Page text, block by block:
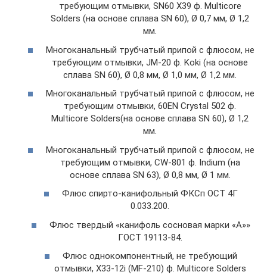
требующим отмывки, SN60 Х39 ф. Multicore
Solders (на основе сплава SN 60), Ø 0,7 мм, Ø 1,2
мм.
Многоканальный трубчатый припой с флюсом, не
требующим отмывки, JM-20 ф. Koki (на основе
сплава SN 60), Ø 0,8 мм, Ø 1,0 мм, Ø 1,2 мм.
Многоканальный трубчатый припой с флюсом, не
требующим отмывки, 60EN Crystal 502 ф.
Multicore Solders(на основе сплава SN 60), Ø 1,2
мм.
Многоканальный трубчатый припой с флюсом, не
требующим отмывки, CW-801 ф. Indium (на
основе сплава SN 63), Ø 0,8 мм, Ø 1 мм.
Флюс спирто-канифольный ФКСп ОСТ 4Г
0.033.200.
Флюс твердый «канифоль сосновая марки «А»»
ГОСТ 19113-84.
Флюс однокомпонентный, не требующий
отмывки, Х33-12i (MF-210) ф. Multicore Solders